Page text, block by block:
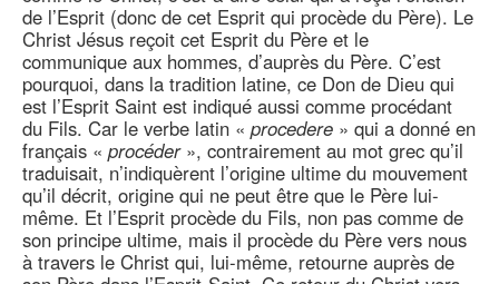
de l’Esprit (donc de cet Esprit qui procède du Père). Le
Christ Jésus reçoit cet Esprit du Père et le
communique aux hommes, d’auprès du Père. C’est
pourquoi, dans la tradition latine, ce Don de Dieu qui
est l’Esprit Saint est indiqué aussi comme procédant
du Fils. Car le verbe latin « procedere » qui a donné en
français « procéder», contrairement au mot grec qu’il
traduisait, n’indiquèrent l’origine ultime du mouvement
qu’il décrit, origine qui ne peut être que le Père lui-
même. Et l’Esprit procède du Fils, non pas comme de
son principe ultime, mais il procède du Père vers nous
à travers le Christ qui, lui-même, retourne auprès de